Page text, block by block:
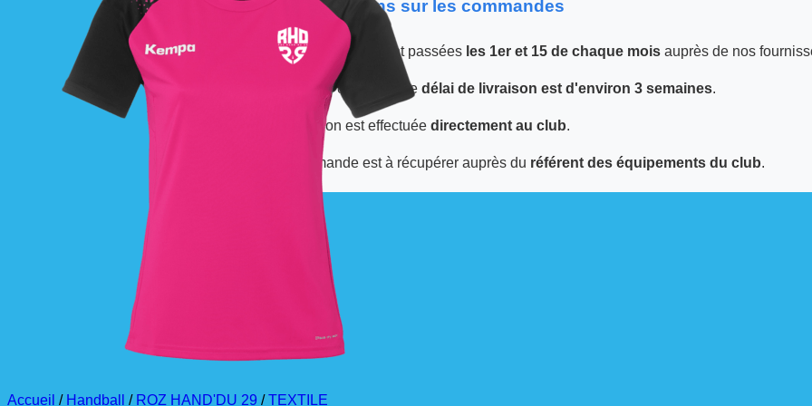
📦 Informations sur les commandes
Les commandes sont passées les 1er et 15 de chaque moisauprès de nos
À partir de ces dates, le délai de livraison est d'environ 3 semaines.
La livraison est effectuée directement au club.
La commande est à récupérer auprès du référent des équipements du club.
Accueil / Handball / ROZ HAND'DU 29 / TEXTILE